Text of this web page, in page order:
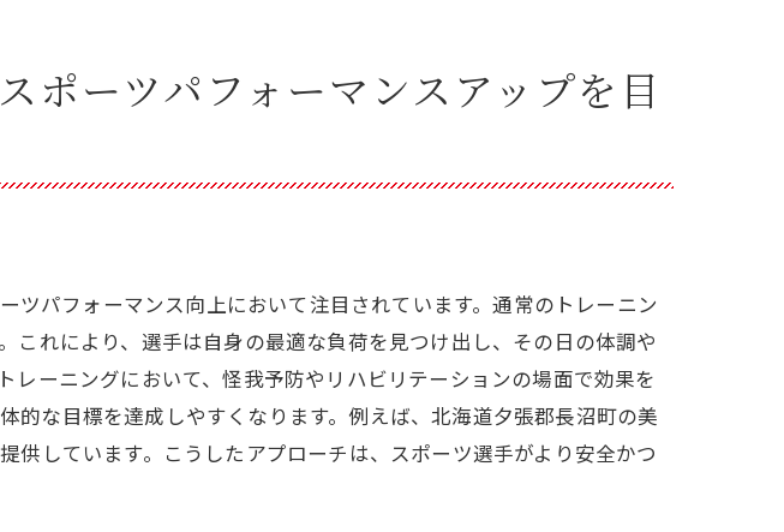
スポーツ愛好者に選ばれる理由とは？
とその魅力に迫る
ポーツパフォーマンスアップを目
パフォーマンス向上において注目されています。通常のトレーニン
れにより、選手は自身の最適な負荷を見つけ出し、その日の体調や
ーニングにおいて、怪我予防やリハビリテーションの場面で効果を
的な目標を達成しやすくなります。例えば、北海道夕張郡長沼町の美
しています。こうしたアプローチは、スポーツ選手がより安全かつ